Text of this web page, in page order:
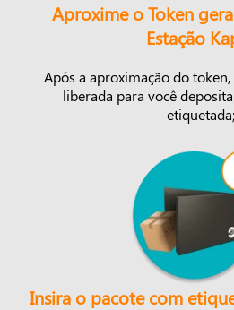
Aproxime o Token
Estação
Após a aproximação do
liberada para você
etiquetada;
Insira o pacote com